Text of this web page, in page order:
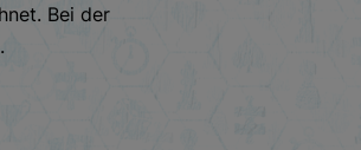
Bei der